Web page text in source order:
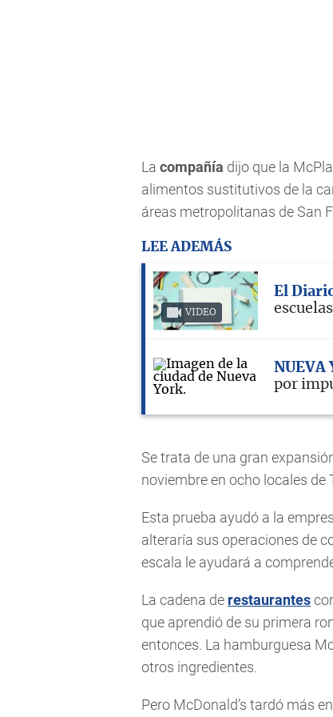
La compañía dijo que la
alimentos sustitutivos de la
áreas metropolitanas de San
LEE ADEMÁS
VIDEO
El
NUEVA
por
Se trata de una gran
noviembre en ocho locales de
Esta prueba ayudó a la
alteraría sus operaciones de
escala le ayudará a
La cadena de restaurantes
que aprendió de su primera
entonces. La hamburguesa
otros ingredientes.
Pero McDonald’s tardó más